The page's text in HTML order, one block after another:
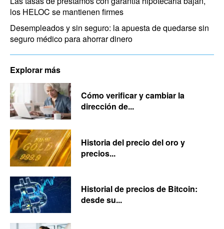
los HELOC se mantienen firmes
Desempleados y sin seguro: la apuesta de quedarse sin
seguro médico para ahorrar dinero
Explorar más
Cómo verificar y cambiar la
dirección de...
Historia del precio del oro y
precios...
Historial de precios de Bitcoin:
desde su...